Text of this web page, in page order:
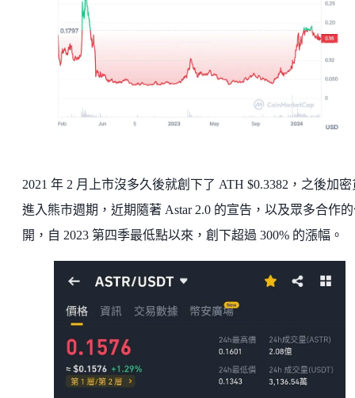
2021 年 2 月上市沒多久後就創下了 ATH $0.3382，之後加
進入熊市週期，近期隨著 Astar 2.0 的宣告，以及眾多合作
開，自 2023 第四季最低點以來，創下超過 300% 的漲幅。